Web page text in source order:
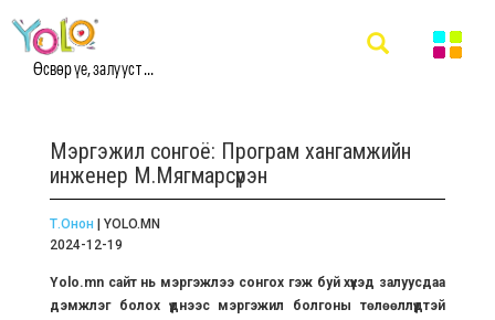
Өсвөр үе, залууст ...
Мэргэжил сонгоё: Програм хангамжийн
инженер М.Мягмарсүрэн
Т.Онон | YOLO.MN
2024-12-19
Yolo.mn сайт нь мэргэжлээ сонгох гэж буй хүүхэд залуусдаа
дэмжлэг болох үүднээс мэргэжил болгоны төлөөллүүдтэй